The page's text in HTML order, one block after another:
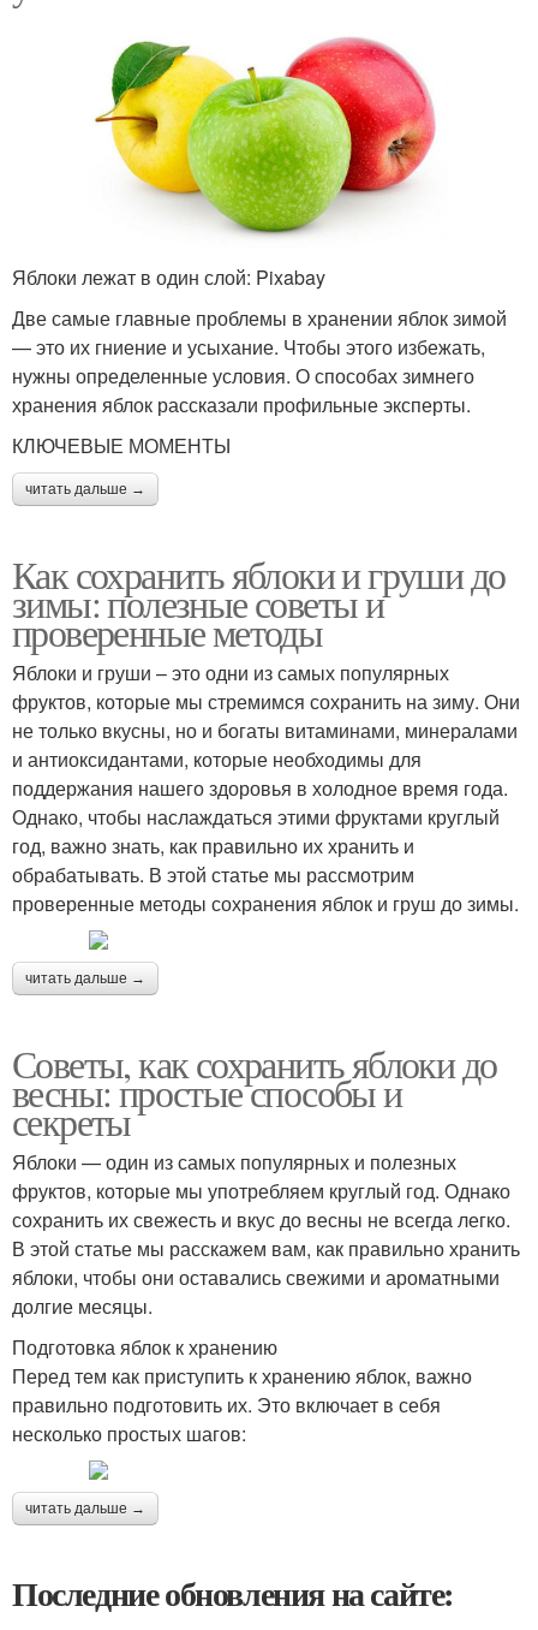
Яблоки лежат в один слой: Pixabay
Две самые главные проблемы в хранении яблок зимой
— это их гниение и усыхание. Чтобы этого избежать,
нужны определенные условия. О способах зимнего
хранения яблок рассказали профильные эксперты.
КЛЮЧЕВЫЕ МОМЕНТЫ
читать дальше →
Как сохранить яблоки и груши до
зимы: полезные советы и
проверенные методы
Яблоки и груши – это одни из самых популярных
фруктов, которые мы стремимся сохранить на зиму. Они
не только вкусны, но и богаты витаминами, минералами
и антиоксидантами, которые необходимы для
поддержания нашего здоровья в холодное время года.
Однако, чтобы наслаждаться этими фруктами круглый
год, важно знать, как правильно их хранить и
обрабатывать. В этой статье мы рассмотрим
проверенные методы сохранения яблок и груш до зимы.
читать дальше →
Советы, как сохранить яблоки до
весны: простые способы и
секреты
Яблоки — один из самых популярных и полезных
фруктов, которые мы употребляем круглый год. Однако
сохранить их свежесть и вкус до весны не всегда легко.
В этой статье мы расскажем вам, как правильно хранить
яблоки, чтобы они оставались свежими и ароматными
долгие месяцы.
Подготовка яблок к хранению
Перед тем как приступить к хранению яблок, важно
правильно подготовить их. Это включает в себя
несколько простых шагов:
читать дальше →
Последние обновления на сайте: